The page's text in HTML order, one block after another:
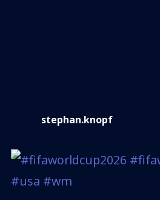
stephan.knopf